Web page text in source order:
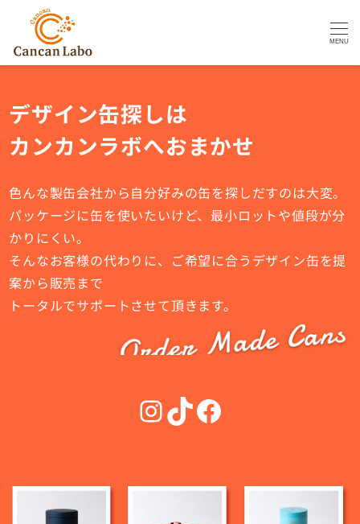
MENU
デザイン缶探しは
カンカンラボへおまかせ
色んな製缶会社から自分好みの缶を探しだすのは大変。
パッケージに缶を使いたいけど、最小ロットや値段が分
かりにくい。
そんなお客様の代わりに、ご希望に合うデザイン缶を提
案から販売まで
トータルでサポートさせて頂きます。
Instagram
TikTok
Facebook